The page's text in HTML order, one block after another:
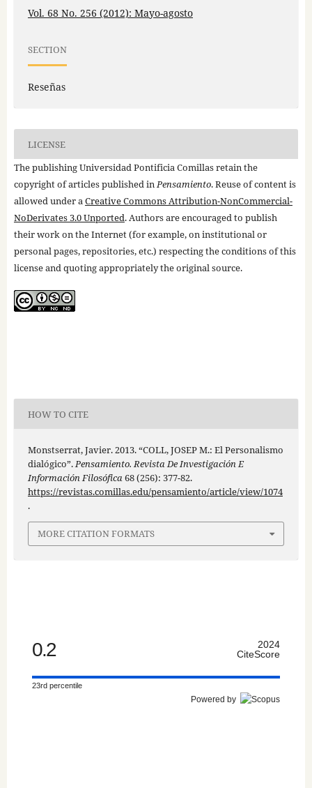
Vol. 68 No. 256 (2012): Mayo-agosto
SECTION
Reseñas
LICENSE
The publishing Universidad Pontificia Comillas retain the
copyright of articles published inPensamiento. Reuse of content is
allowed under aCreative Commons Attribution-NonCommercial-
NoDerivates 3.0 Unported. Authors are encouraged to publish
their work on the Internet (for example, on institutional or
personal pages, repositories, etc.) respecting the conditions of this
license and quoting appropriately the original source.
HOW TO CITE
Monstserrat, Javier. 2013. “COLL, JOSEP M.: El Personalismo
dialógico”.Pensamiento. Revista De Investigación E
Información Filosófica68 (256): 377-82.
https://revistas.comillas.edu/pensamiento/article/view/1074
.
MORE CITATION FORMATS
0.2
2024
CiteScore
23rd percentile
Powered by